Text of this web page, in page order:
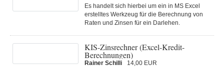
Es handelt sich hierbei um ein in MS Excel
erstelltes Werkzeug für die Berechnung von
Raten und Zinsen für ein Darlehen.
KIS-Zinsrechner (Excel-Kredit-
Berechnungen)
Rainer Schilli
14,00 EUR